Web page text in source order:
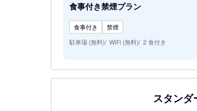
食事付き禁煙プラン
食事付き
禁煙
駐車場 (無料) WiFi (無料) 2 食付き
スタンダ